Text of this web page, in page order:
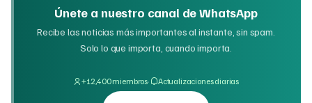
Únete a nuestro canal de WhatsApp
Recibe las noticias más importantes al instante, sin spam.
Solo lo que importa, cuando importa.
+12,400 miembros· Actualizaciones diarias